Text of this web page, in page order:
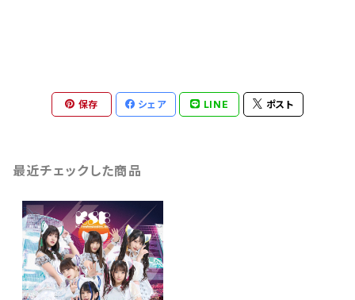
保存 シェア LINE ポスト
最近チェックした商品